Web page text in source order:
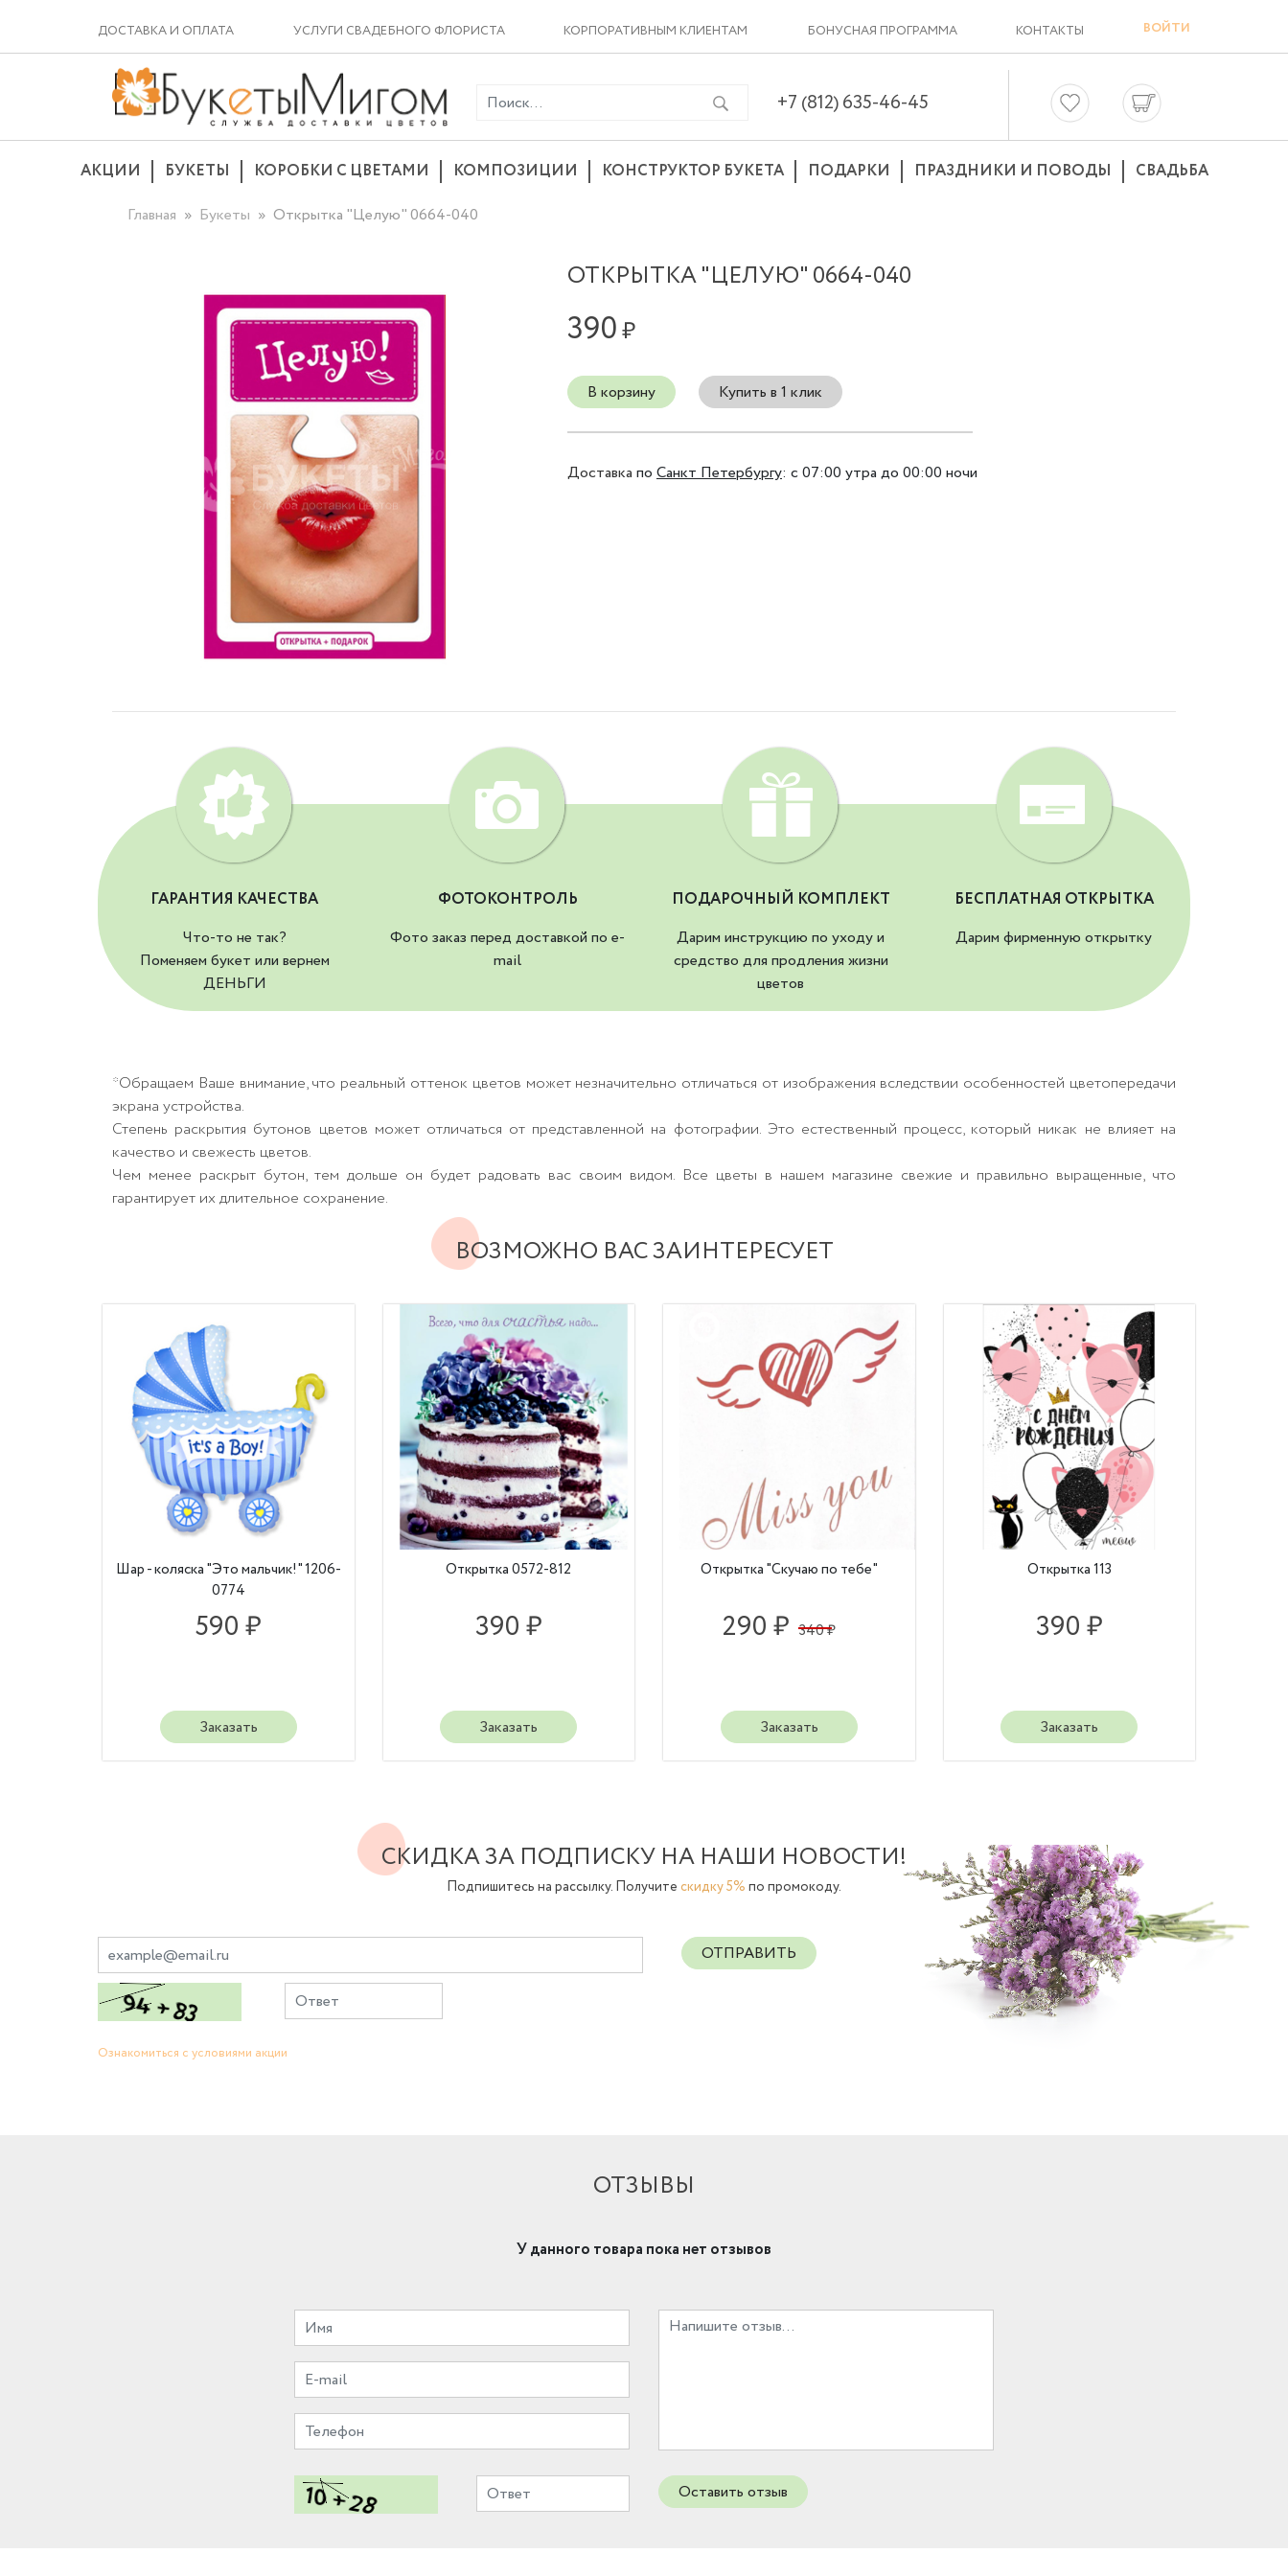
ДОСТАВКА И ОПЛАТА УСЛУГИ СВАДЕБНОГО ФЛОРИСТА КОРПОРАТИВНЫМ КЛИЕНТАМ БОНУСНАЯ ПРОГРАММА КОНТАКТЫ ВОЙТИ
+7 (812) 635-46-45
АКЦИИ БУКЕТЫ КОРОБКИ С ЦВЕТАМИ КОМПОЗИЦИИ КОНСТРУКТОР БУКЕТА ПОДАРКИ ПРАЗДНИКИ И ПОВОДЫ
СВАДЬБА
Главная
Букеты Открытка "Целую" 0664-040
ОТКРЫТКА "ЦЕЛУЮ" 0664-040
390₽
В корзину Купить в 1 клик
Доставка по Санкт Петербургу: с 07:00 утра до 00:00 ночи
ГАРАНТИЯ КАЧЕСТВА
Что-то не так?
Поменяем букет или вернем
ДЕНЬГИ
ФОТОКОНТРОЛЬ
Фото заказ перед доставкой по e-
mail
ПОДАРОЧНЫЙ КОМПЛЕКТ
Дарим инструкцию по уходу и
средство для продления жизни
цветов
БЕСПЛАТНАЯ ОТКРЫТКА
Дарим фирменную открытку
*Обращаем Ваше внимание, что реальный оттенок цветов может незначительно отличаться от изображения вследствии особенностей цветопередачи
экрана устройства.
Степень раскрытия бутонов цветов может отличаться от представленной на фотографии. Это естественный процесс, который никак не влияет на
качество и свежесть цветов.
Чем менее раскрыт бутон, тем дольше он будет радовать вас своим видом. Все цветы в нашем магазине свежие и правильно выращенные, что
гарантирует их длительное сохранение.
ВОЗМОЖНО ВАС ЗАИНТЕРЕСУЕТ
Шар - коляска "Это мальчик!" 1206-
0774
590 ₽
Заказать
Открытка 0572-812
390 ₽
Заказать
Открытка "Скучаю по тебе"
290 ₽ 340 ₽
Заказать
Открытка 113
390 ₽
Заказать
СКИДКА ЗА ПОДПИСКУ НА НАШИ НОВОСТИ!
Подпишитесь на рассылку. Получите скидку 5% по промокоду.
ОТПРАВИТЬ
Ознакомиться с условиями акции
ОТЗЫВЫ
У данного товара пока нет отзывов
Оставить отзыв